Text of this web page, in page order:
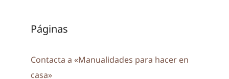
Páginas
Contacta a «Manualidades para hacer en
casa»